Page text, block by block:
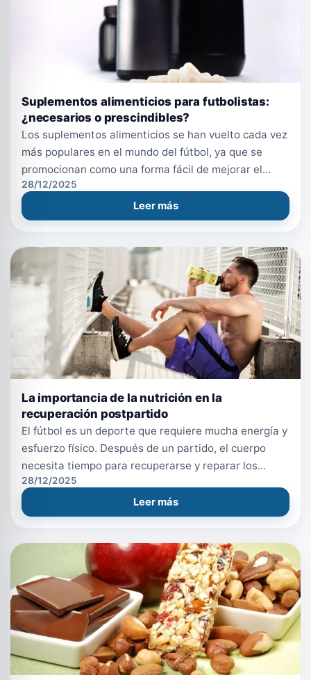
Suplementos alimenticios para futbolistas:
¿necesarios o prescindibles?
Los suplementos alimenticios se han vuelto cada vez
más populares en el mundo del fútbol, ya que se
promocionan como una forma fácil de mejorar el...
28/12/2025
Leer más
La importancia de la nutrición en la
recuperación postpartido
El fútbol es un deporte que requiere mucha energía y
esfuerzo físico. Después de un partido, el cuerpo
necesita tiempo para recuperarse y reparar los...
28/12/2025
Leer más